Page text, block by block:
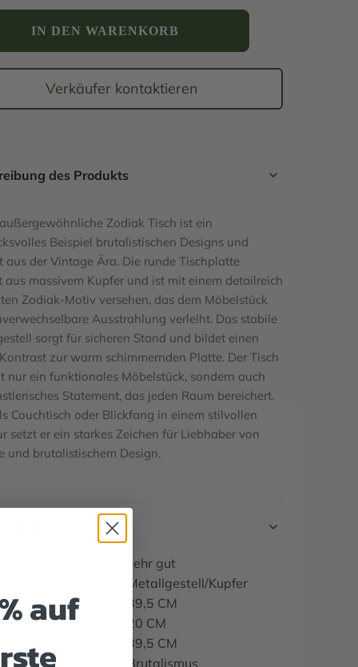
IN DEN WARENKORB
Verkäufer kontaktieren
des Produkts
Zodiak Tisch ist ein
Beispiel brutalistischen Designs und
aus der Vintage Ära. Die runde Tischplatte
aus massivem Kupfer und ist mit einem detailreich
Zodiak-Motiv versehen, das dem Möbelstück
Ausstrahlung verleiht. Das stabile
sorgt für sicheren Stand und bildet einen
zur warm schimmernden Platte. Der Tisch
nur ein funktionales Möbelstück, sondern auch
Statement, das jeden Raum bereichert.
Couchtisch oder Blickfang in einem stilvollen
setzt er ein starkes Zeichen für Liebhaber von
und brutalistischem Design.
sehr gut
Metallgestell/Kupfer
39,5 CM
20 CM
39,5 CM
Brutalismus
auf